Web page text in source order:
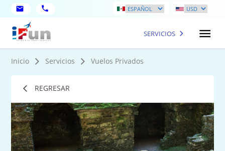
SERVICIOS
Inicio Servicios Vuelos Privados
REGRESAR